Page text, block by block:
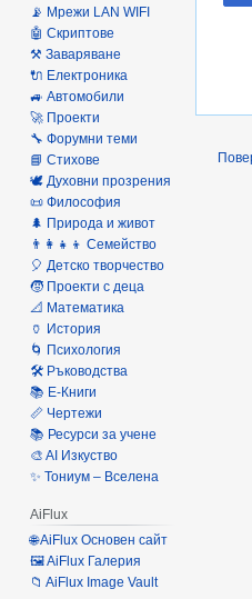
📡 Мрежи LAN WIFI
🤖 Скриптове
⚒️ Заваряване
🔌 Електроника
🚙 Автомобили
🚀 Проекти
🔧 Форумни теми
📘 Стихове
🕊️ Духовни прозрения
📜 Философия
🌲 Природа и живот
👨‍👩‍👧‍👦 Семейство
🎈 Детско творчество
🧒 Проекти с деца
📐 Математика
🏺 История
🌀 Психология
🛠️ Ръководства
📚 Е-Книги
📏 Чертежи
📚 Ресурси за учене
🎨 AI Изкуство
✨ Тониум – Вселена
AiFlux
🌐 AiFlux Основен сайт
🖼️ AiFlux Галерия
📁 AiFlux Image Vault